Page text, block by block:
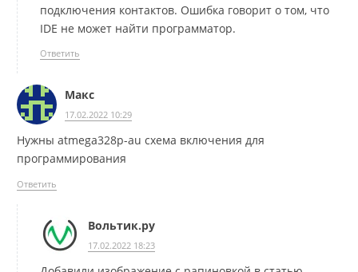
подключения контактов. Ошибка говорит о том, что
IDE не может найти программатор.
Ответить
Макс
17.02.2022 10:29
Нужны atmega328p-au схема включения для
программирования
Ответить
Вольтик.ру
17.02.2022 18:23